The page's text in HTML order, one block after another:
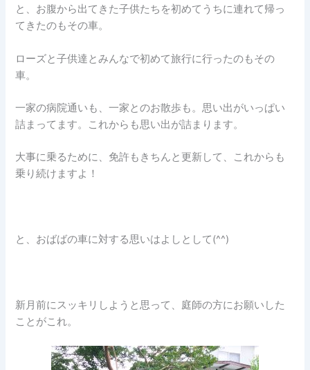
と、お腹から出てきた子供たちを初めてうちに連れて帰っ
てきたのもその車。
ローズと子供達とみんなで初めて旅行に行ったのもその
車。
一家の病院通いも、一家とのお散歩も。思い出がいっぱい
詰まってます。これからも思い出が詰まります。
大事に乗るために、免許もきちんと更新して、これからも
乗り続けますよ！
と、おばばの車に対する思いはよしとして(^^)
新月前にスッキリしようと思って、庭師の方にお願いした
ことがこれ。